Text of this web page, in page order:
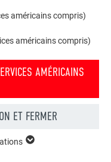
de l’aspect
ou une façade
américains compris)
américains compris)
AMÉRICAINS
ET FERMER